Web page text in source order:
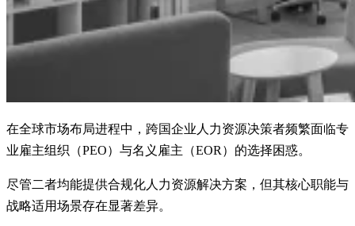
在全球市场布局进程中，跨国企业人力资源决策者频繁面临专
业雇主组织（PEO）与名义雇主（EOR）的选择困惑。
尽管二者均能提供合规化人力资源解决方案，但其核心职能与
战略适用场景存在显著差异。